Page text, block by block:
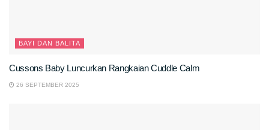
BAYI DAN BALITA
Cussons Baby Luncurkan Rangkaian Cuddle Calm
26 SEPTEMBER 2025